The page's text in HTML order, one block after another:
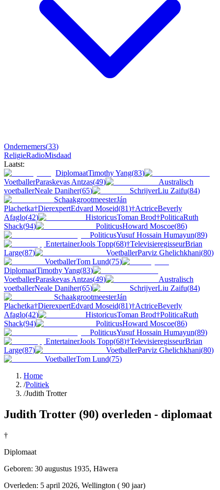
Ondernemers(33)
ReligieRadioMisdaad
Laatst:
DiplomaatTimothy Yang(83)
VoetballerParaskevas Antzas(49)
Australisch
voetballerNeale Daniher(65) SchrijverLiu Zaifu(84)
SchaakgrootmeesterJán
Plachetka†DierexpertEdvard Moseid(81)†ActriceBeverly
Afaglo(42) HistoricusToman Brod†PoliticaRuth
Shack(94) PoliticusHoward Moscoe(86)
PoliticusYusuf Hossain Humayun(89)
EntertainerJools Topp(68)†TelevisieregisseurBrian
Large(87) VoetballerParviz Ghelichkhani(80)
VoetballerTom Lund(75)
DiplomaatTimothy Yang(83)
VoetballerParaskevas Antzas(49)
Australisch
voetballerNeale Daniher(65) SchrijverLiu Zaifu(84)
SchaakgrootmeesterJán
Plachetka†DierexpertEdvard Moseid(81)†ActriceBeverly
Afaglo(42) HistoricusToman Brod†PoliticaRuth
Shack(94) PoliticusHoward Moscoe(86)
PoliticusYusuf Hossain Humayun(89)
EntertainerJools Topp(68)†TelevisieregisseurBrian
Large(87) VoetballerParviz Ghelichkhani(80)
VoetballerTom Lund(75)
Home
/Politiek
/Judith Trotter
Judith Trotter (90) overleden - diplomaat
†
Diplomaat
Geboren: 30 augustus 1935, Hāwera
Overleden: 5 april 2026, Wellington ( 90 jaar)